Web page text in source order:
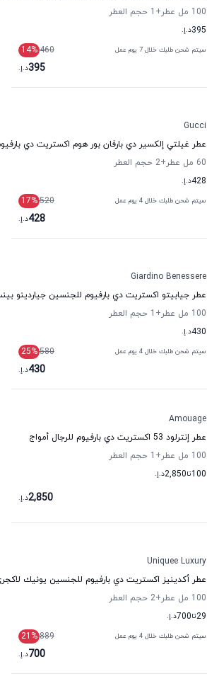
100 مل عطر
+1
حجم العطر
395د.إ.
سيتم شحن طلبك خلال 7 يوم عمل 460
14%
395د.إ.
Gucci
عطر غيلتي إلكسير دي بارفان بور هوم اكستريت دي
60 مل عطر
+2
حجم العطر
428د.إ.
سيتم شحن طلبك خلال 4 يوم عمل 520
17%
428د.إ.
Giardino Benessere
عطر جيابيتو اكستريت دي بارفيوم للجنسين جياردينو
100 مل عطر
+1
حجم العطر
430د.إ.
سيتم شحن طلبك خلال 4 يوم عمل 580
25%
430د.إ.
Amouage
عطر إنترلود 53 اكستريت دي بارفيوم للرجال أمواج
100 مل عطر
+1
حجم العطر
100تا2,850د.إ.
2,850د.إ.
Uniquee Luxury
عطر أكدينيز اكستريت دي بارفيوم للجنسين يونيك
100 مل عطر
+2
حجم العطر
29تا700د.إ.
سيتم شحن طلبك خلال 4 يوم عمل 889
21 %
700د.إ.